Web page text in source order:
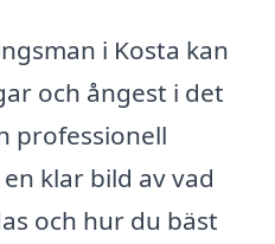
i Kosta kan
och ångest i det
professionell
klar bild av vad
och hur du bäst